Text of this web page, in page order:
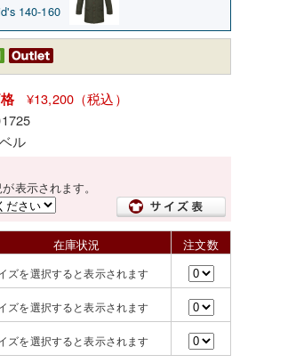
140-160
¥13,200（税込）
ル
表示されます。
在庫状況
注文数
ズを選択すると表示されます
ズを選択すると表示されます
ズを選択すると表示されます